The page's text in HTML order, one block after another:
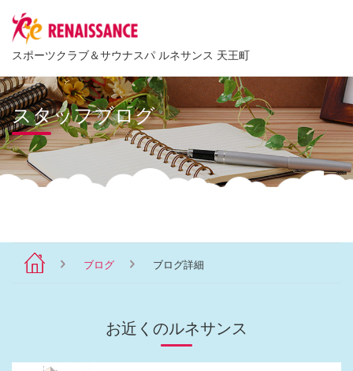
スポーツクラブ＆サウナスパ ルネサンス 天王町
スタッフブログ
ブログ ブログ詳細
お近くのルネサンス